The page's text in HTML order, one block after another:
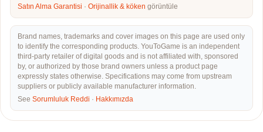
Satın Alma Garantisi · Orijinallik & köken görüntüle
Brand names, trademarks and cover images on this page are used only
to identify the corresponding products. YouToGame is an independent
third-party retailer of digital goods and is not affiliated with, sponsored
by, or authorized by those brand owners unless a product page
expressly states otherwise. Specifications may come from upstream
suppliers or publicly available manufacturer information.
See Sorumluluk Reddi · Hakkımızda